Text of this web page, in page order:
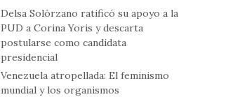
Delsa Solórzano ratificó su apoyo a la
PUD a Corina Yoris y descarta
postularse como candidata
presidencial
Venezuela atropellada: El feminismo
mundial y los organismos